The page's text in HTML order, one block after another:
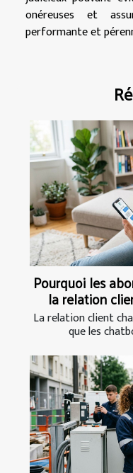
onéreuses et
performante et
Pourquoi les
la relation
La relation client
que les